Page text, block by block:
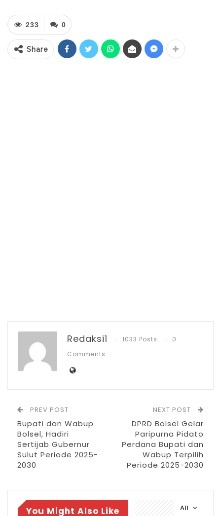
Dalam kesempatan tersebut, Wali Kota
Kotamobagu didampingi oleh Ketua Tim
Penggerak (TP) Pemberdayaan
dengan Zikir…
Jul 7, 2026
IGA 2026, Sekda Kotamobagu Ajak OPD
Lahirkan…
“Dengan rendah hati, saya menerima
amanah yang telah diberikan kepada
masyarakat Sulut. Pemilihan sudah usai,
hasil telah ditetapkan, kini saatnya kita
Gubernur didampingi Wakil Gubernur Victor
0
233
Share
Redaksi1 1033 Posts
0
Comments
PREV POST
Bupati dan Wabup
Bolsel, Hadiri
Sertijab Gubernur
Sulut Periode 2025-
2030
NEXT POST
DPRD Bolsel Gelar
Paripurna Pidato
Perdana Bupati dan
Wabup Terpilih
Periode 2025-2030
All
You Might Also Like